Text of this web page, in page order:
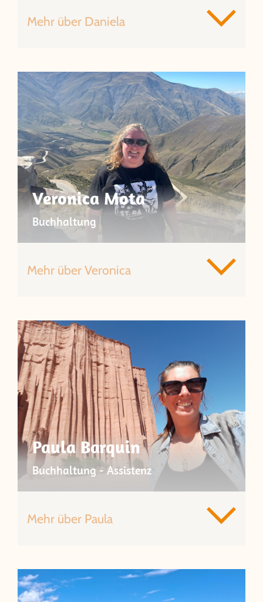
Mehr über Daniela
Veronica Mota
Buchhaltung
Mehr über Veronica
Paula Barquin
Buchhaltung - Assistenz
Mehr über Paula